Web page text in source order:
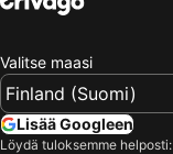
Valitse maasi
Lisää Googleen
Löydä tuloksemme